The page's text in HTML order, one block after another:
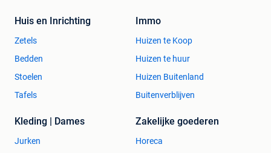
Huis en Inrichting
Zetels
Bedden
Stoelen
Tafels
Immo
Huizen te Koop
Huizen te huur
Huizen Buitenland
Buitenverblijven
Kleding | Dames
Jurken
Zakelijke goederen
Horeca